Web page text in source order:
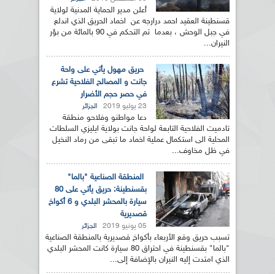
أعلن مدير الحماية المدنية لولاية
قسنطينة العقيد احمد درارجه عن اخماد الحريق الذي اندلع
في جبل الوحش ، بعدما تم التحكم في 90 بالمائة من بؤر
النيران...
حريق مهول يأتي على واحة
جانت و المصالح الفلاحية تشرع
في حصر حجم الأضرار
23 يوليو 2019 الجزائر
دعا مواطنو وفلاحو منطقة
تادميت الفلاحية التابعة لواحة جانت بولاية ايليزي السلطات
المحلية الى استكمال عملية اخماد ما تبقى من رماد النخيل
في ظل مخاوف...
المنطقة الصناعية "بالما"
بقسنطينة: حريق يأتي على 80
سيارة بالمحشر البلدي و 6 أكواخ
قصديرية
05 يونيو 2019 الجزائر
تسبب حريق وقع الأربعاء بأكواخ قصديرية بالمنطقة الصناعية
"بالما" بقسنطينة في احتراق 80 سيارة كانت المحشر البلدي
الذي امتدت إليه النيران بالإضافة إلى...